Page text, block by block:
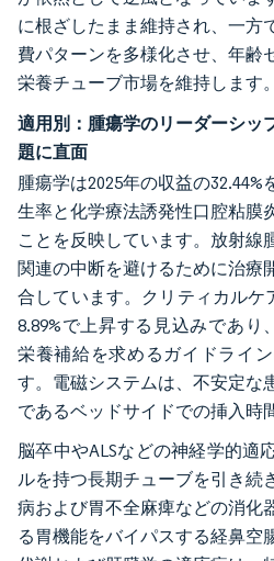
に根ざしたまま維持され、一方
費パターンを多様化させ、年齢
栄養チューブ市場を維持します。
適用別：腫瘍学のリーダーシッ
題に直面
腫瘍学は2025年の収益の
生率と化学療法誘発性口腔粘膜
ことを反映しています。放射線
関連の中断を避けるために治療
合しています。クリティカルケ
8.89%で上昇する見込みであり
栄養補給を求めるガイドライ
す。電磁システムは、不安定な
であるベッドサイドでの挿入時
脳卒中やALSなどの神経学的適
ルを持つ長期チューブを引き続
病および胃不全麻痺などの消化
る胃機能をバイパスする経鼻空